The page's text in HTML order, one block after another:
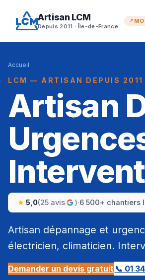
Artisan LCM
Depuis 2011 · Île-de-France
Accueil
LCM — ARTISAN DEPUIS 2011
Artisan
5,0(25 avis )·6 500+ chantiers
Artisan dépannage et
électricien, climaticien.
Demander un devis gratuit 📞 01